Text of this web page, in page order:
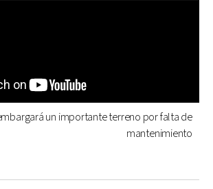
un importante terreno por falta de
mantenimiento